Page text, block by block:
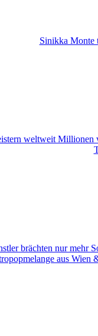
Sinikka Monte
weltweit Millionen
brächten nur mehr
aus Wien